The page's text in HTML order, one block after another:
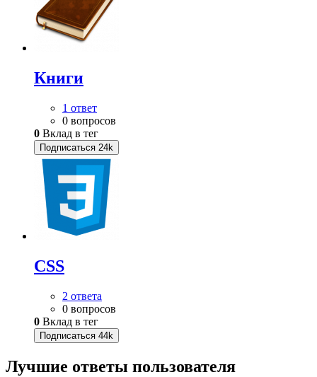
Книги
1 ответ
0 вопросов
0 Вклад в тег
Подписаться 24k
CSS
2 ответа
0 вопросов
0 Вклад в тег
Подписаться 44k
Лучшие ответы пользователя